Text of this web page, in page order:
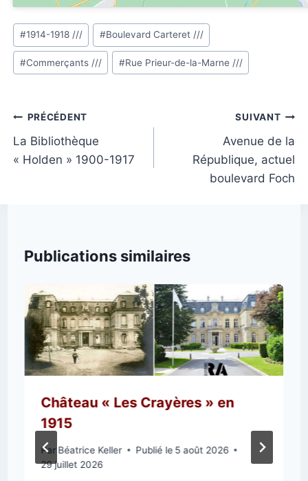
Étiquettes
de
la
#1914-1918 /// #Boulevard Carteret ///
#Commerçants /// #Rue Prieur-de-la-Marne ///
Navigation
de
l’article
PRÉCÉDENT
La Bibliothèque
« Holden » 1900-1917
SUIVANT
Avenue de la
République, actuel
boulevard Foch
Publications similaires
Château « Les Crayères » en
1915
Par Béatrice Keller Publié le 5 août 2026
29 juillet 2026